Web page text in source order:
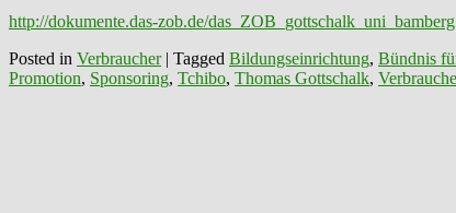
http://dokumente.das-zob.de/
Posted in Verbraucher | Tagged Bildungseinrichtung, Bündnis
Promotion, Sponsoring, Tchibo, Thomas Gottschalk,